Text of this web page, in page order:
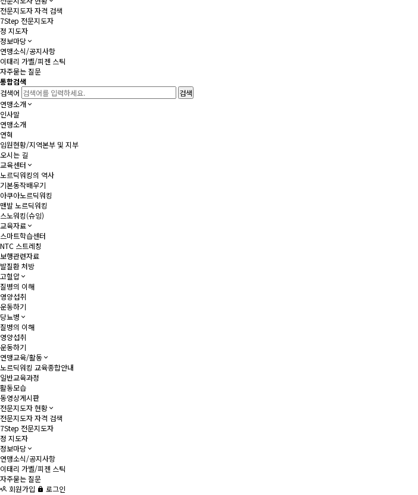
전문지도자 자격 검색
7Step 전문지도자
정 지도자
정보마당
연맹소식/공지사항
이태리 가벨/피젠 스틱
자주묻는 질문
통합검색
검색어
연맹소개
인사말
연맹소개
연혁
임원현황/지역본부 및 지부
오시는 길
교육센터
노르딕워킹의 역사
기본동작배우기
아쿠아노르딕워킹
맨발 노르딕워킹
스노워킹(슈잉)
교육자료
스마트학습센터
NTC 스트레칭
보행관련자료
발질환 처방
고혈압
질병의 이해
영양섭취
운동하기
당뇨병
질병의 이해
영양섭취
운동하기
연맹교육/활동
노르딕워킹 교육종합안내
일반교육과정
활동모습
동영상게시판
전문지도자 현황
전문지도자 자격 검색
7Step 전문지도자
정 지도자
정보마당
연맹소식/공지사항
이태리 가벨/피젠 스틱
자주묻는 질문
회원가입
로그인